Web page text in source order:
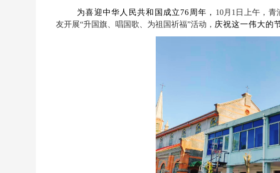
为喜迎中华人民共和国成立76周年， 10月1日上午，
友开展“升国旗、唱国歌、为祖国祈福”活动， 庆祝这一伟大的